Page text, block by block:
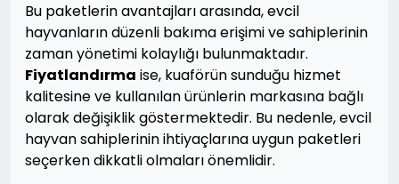
Bu paketlerin avantajları arasında, evcil
hayvanların düzenli bakıma erişimi ve sahiplerinin
zaman yönetimi kolaylığı bulunmaktadır.
Fiyatlandırma ise, kuaförün sunduğu hizmet
kalitesine ve kullanılan ürünlerin markasına bağlı
olarak değişiklik göstermektedir. Bu nedenle, evcil
hayvan sahiplerinin ihtiyaçlarına uygun paketleri
seçerken dikkatli olmaları önemlidir.